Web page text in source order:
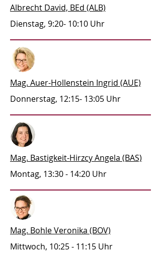
Albrecht David, BEd (ALB)
Dienstag, 9:20- 10:10 Uhr
Mag. Auer-Hollenstein Ingrid (AUE)
Donnerstag, 12:15- 13:05 Uhr
Mag. Bastigkeit-Hirzcy Angela (BAS)
Montag, 13:30 - 14:20 Uhr
Mag. Bohle Veronika (BOV)
Mittwoch, 10:25 - 11:15 Uhr